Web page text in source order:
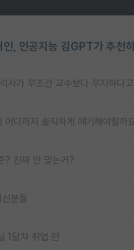
인, 인공지능 김GPT가 추천
사가 무조건 교수보다 무지하다
어디까지 솔직하게 얘기해야할까
? 진짜 안 맞는거?
신분들
1달차 취업 런